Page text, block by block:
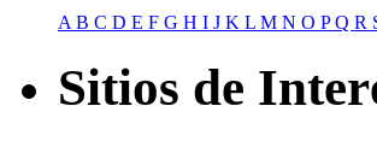
A B C D E F G H I J K L M N O PQ R
Sitios de